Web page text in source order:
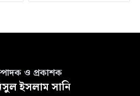
ও প্রকাশক
ইসলাম সানি